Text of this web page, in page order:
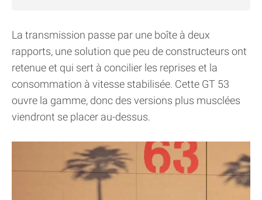
La transmission passe par une boîte à deux
rapports, une solution que peu de constructeurs ont
retenue et qui sert à concilier les reprises et la
consommation à vitesse stabilisée. Cette GT 53
ouvre la gamme, donc des versions plus musclées
viendront se placer au-dessus.